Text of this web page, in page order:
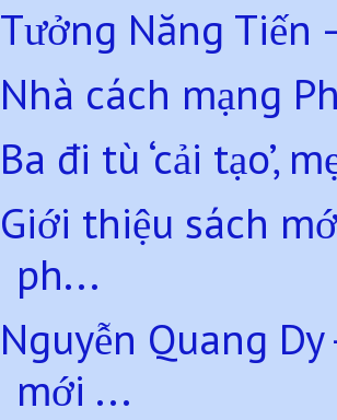
Tưởng Năng Tiến
Nhà cách mạng
Ba đi tù ‘cải tạo’,
Giới thiệu sách
ph...
Nguyễn Quang
mới ...